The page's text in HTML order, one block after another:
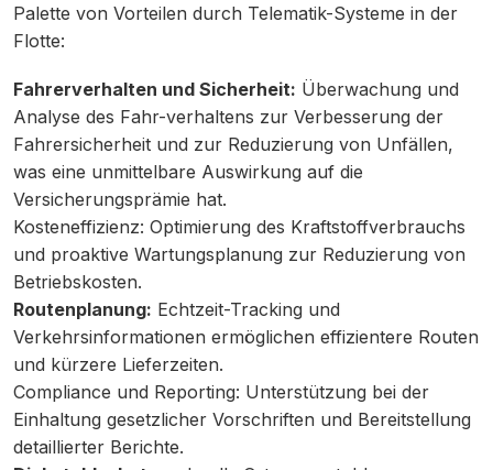
Palette von Vorteilen durch Telematik-Systeme in der
Flotte:
Fahrerverhalten und Sicherheit: Überwachung und
Analyse des Fahr-verhaltens zur Verbesserung der
Fahrersicherheit und zur Reduzierung von Unfällen,
was eine unmittelbare Auswirkung auf die
Versicherungsprämie hat.
Kosteneffizienz: Optimierung des Kraftstoffverbrauchs
und proaktive Wartungsplanung zur Reduzierung von
Betriebskosten.
Routenplanung: Echtzeit-Tracking und
Verkehrsinformationen ermöglichen effizientere Routen
und kürzere Lieferzeiten.
Compliance und Reporting: Unterstützung bei der
Einhaltung gesetzlicher Vorschriften und Bereitstellung
detaillierter Berichte.